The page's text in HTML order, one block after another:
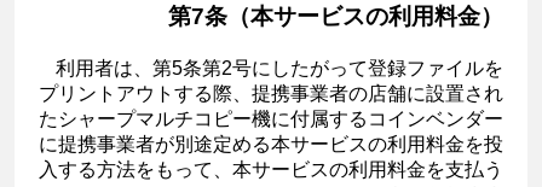
第7条（本サービスの利用料金）
利用者は、第5条第2号にしたがって登録ファイルを
プリントアウトする際、提携事業者の店舗に設置され
たシャープマルチコピー機に付属するコインベンダー
に提携事業者が別途定める本サービスの利用料金を投
入する方法をもって、本サービスの利用料金を支払う